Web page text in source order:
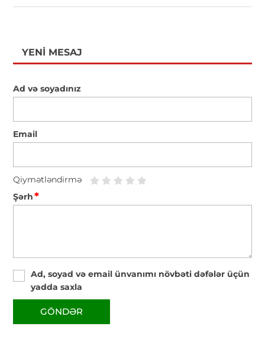
YENI MESAJ
Ad və soyadınız
Email
Qiymətləndirmə
Şərh*
Ad, soyad və email ünvanımı növbəti dəfələr üçün
yadda saxla
GÖNDƏR